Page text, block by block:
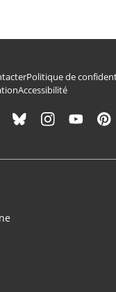
du pied de
Politique de
Accessibilité